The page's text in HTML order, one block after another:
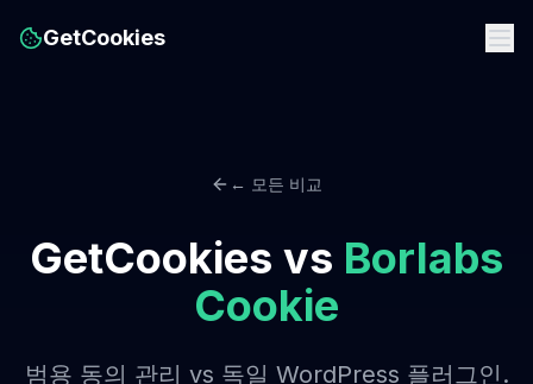
GetCookies
← 모든 비교
GetCookies vs Borlabs
Cookie
범용 동의 관리 vs 독일 WordPress 플러그인.